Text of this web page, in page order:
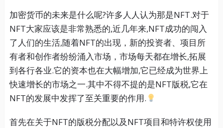
加密货币的未来是什么呢?许多人人认为那是NFT.对于
NFT大家应该是非常熟悉的,近几年来,NFT成功的闯入
了人们的生活,随着NFT的出现，新的投资者、项目所
有者和创作者纷纷涌入市场，市场每天都在增长,拓展
到各行各业.它的资本也在大幅增加,它已经成为世界上
快速增长的市场之一.其中不得不提的是NFT版税,它在
NFT的发展中发挥了至关重要的作用.
首先在关于NFT的版税分配以及NFT项目和特许权使用